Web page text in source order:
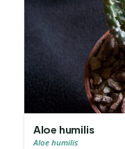
Aloe humilis
Aloe humilis